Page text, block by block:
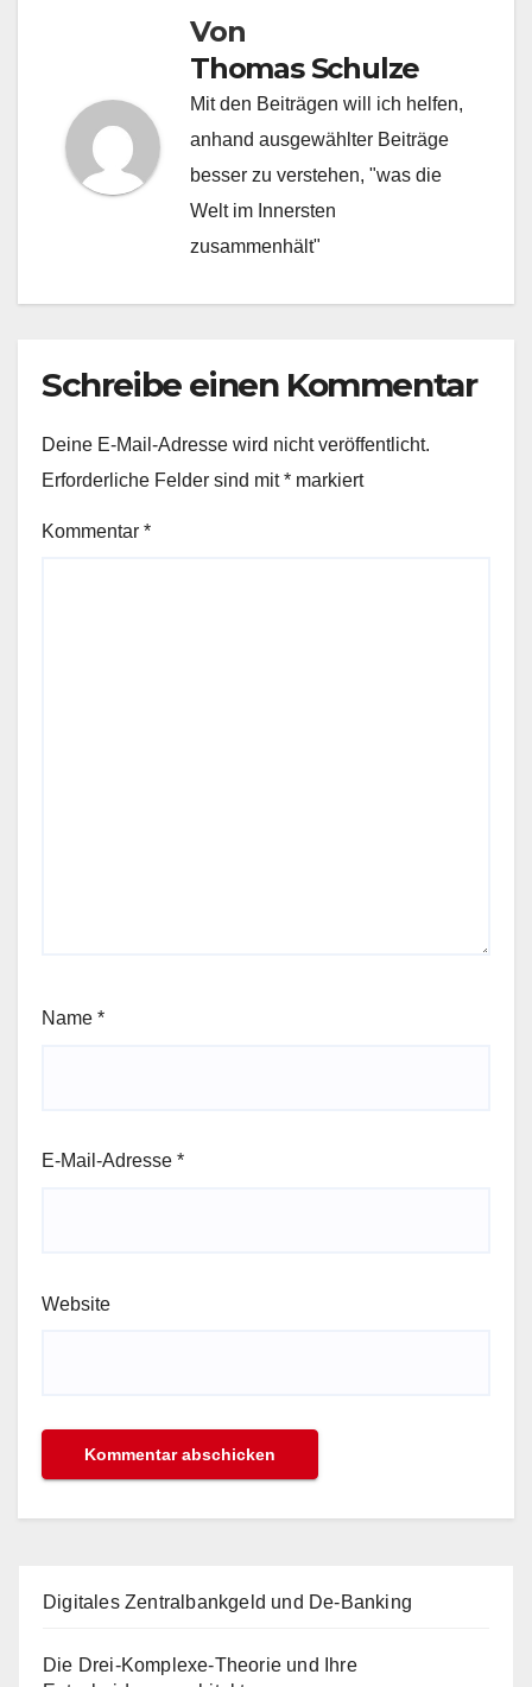
Von
Thomas Schulze
Mit den Beiträgen will ich helfen,
anhand ausgewählter Beiträge
besser zu verstehen, "was die
Welt im Innersten
zusammenhält"
Schreibe einen Kommentar
Deine E-Mail-Adresse wird nicht veröffentlicht.
Erforderliche Felder sind mit* markiert
Kommentar *
Name *
E-Mail-Adresse *
Website
Digitales Zentralbankgeld und De-Banking
Die Drei-Komplexe-Theorie und Ihre